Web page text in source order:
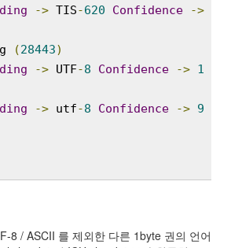
-> TIS-620 Confidence
->
(28443)
-> UTF-8 Confidence -> 1
-> utf-8 Confidence -> 9
8 / ASCII 를 제외한 다른 1byte 권의 언어